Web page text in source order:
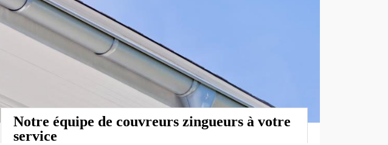
Notre équipe de couvreurs zingueurs à votre
service